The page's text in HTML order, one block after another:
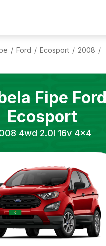
/ Ford / Ecosport / 2008 /
Fipe Ford
Ecosport
4wd 2.0l 16v 4x4